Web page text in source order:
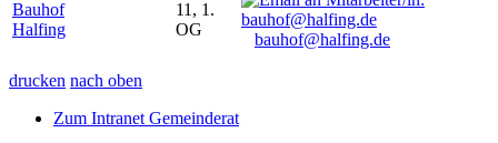
Bauhof
Halfing
11, 1.
OG
bauhof@halfing.de
drucken nach oben
Zum Intranet Gemeinderat